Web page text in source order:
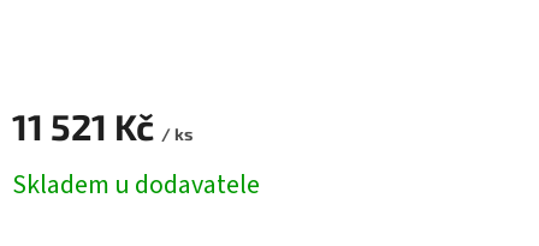
11 521 Kč / ks
Skladem u dodavatele